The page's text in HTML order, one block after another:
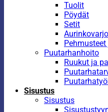
Tuolit
Pöydät
Setit
Puutarhanhoito
Ruukut ja
Sisustus
Sisustus